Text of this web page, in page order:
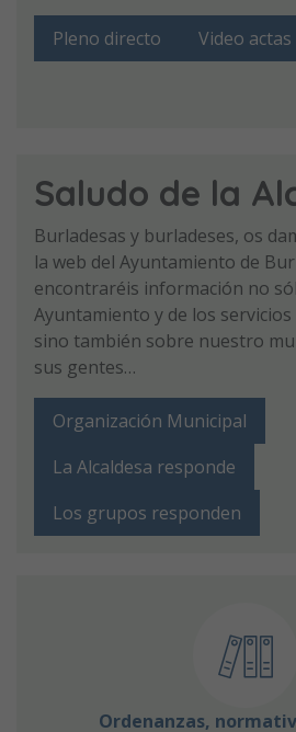
Pleno directo Video actas
Saludo de la
Burladesas y burladeses, os
la web del Ayuntamiento de
encontraréis información no
Ayuntamiento y de los
sino también sobre nuestro
sus gentes…
Organización Municipal
La Alcaldesa responde
Los grupos responden
Ordenanzas,